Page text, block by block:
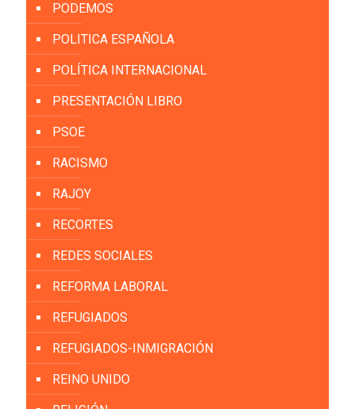
PODEMOS
POLITICA ESPAÑOLA
POLÍTICA INTERNACIONAL
PRESENTACIÓN LIBRO
PSOE
RACISMO
RAJOY
RECORTES
REDES SOCIALES
REFORMA LABORAL
REFUGIADOS
REFUGIADOS-INMIGRACIÓN
REINO UNIDO